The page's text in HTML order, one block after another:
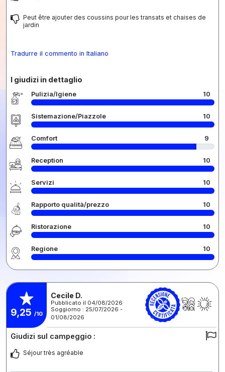
Peut être ajouter des coussins pour les transats et chaises de
jardin
Tradurre il commento in Italiano
I giudizi in dettaglio
Pulizia/Igiene 10
Sistemazione/Piazzole 10
Comfort 9
Reception 10
Servizi 10
Rapporto qualità/prezzo 10
Ristorazione 10
Regione 10
9,25 /10
Cecile D.
Pubblicato il 04/08/2026
Soggiorno : 25/07/2026 -
01/08/2026
Giudizi sul campeggio :
Séjour très agréable